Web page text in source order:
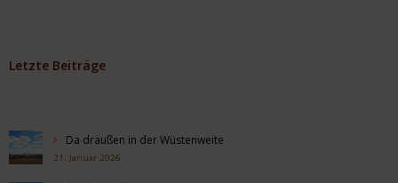
Letzte Beiträge
Da draußen in der Wüstenweite
21. Januar 2026